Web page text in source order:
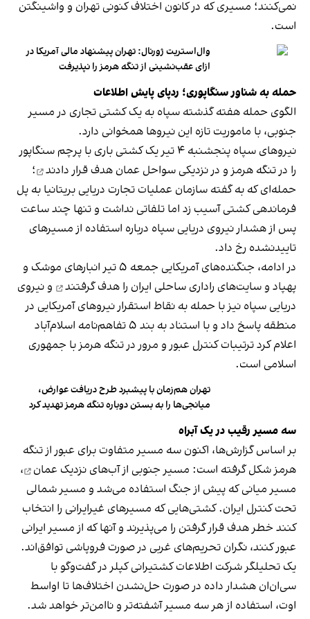
نمی‌کنند؛ مسیری که در کانون اختلاف کنونی تهران و واشینگتن
است.
وال‌استریت ژورنال: تهران پیشنهاد مالی آمریکا در
ازای عقب‌نشینی از تنگه هرمز را نپذیرفت
حمله به شناور سنگاپوری؛ ردپای پایش اطلاعات
الگوی حمله هفته گذشته سپاه به یک کشتی تجاری در مسیر
جنوبی، با ماموریت تازه این نیروها همخوانی دارد.
نیروهای سپاه پنجشنبه ۴ تیر یک کشتی باری با پرچم سنگاپور
را در تنگه هرمز و در نزدیکی سواحل عمان هدف قرار دادند
؛
حمله‌ای که به گفته سازمان عملیات تجارت دریایی بریتانیا به پل
فرماندهی کشتی آسیب زد اما تلفاتی نداشت و تنها چند ساعت
پس از هشدار نیروی دریایی سپاه درباره استفاده از مسیرهای
تاییدنشده رخ داد.
در ادامه، جنگنده‌های آمریکایی جمعه ۵ تیر انبارهای موشک و
پهپاد و سایت‌های راداری ساحلی ایران را هدف گرفتند
و نیروی
دریایی سپاه نیز با حمله به نقاط استقرار نیروهای آمریکایی در
منطقه پاسخ داد و با استناد به بند ۵ تفاهم‌نامه اسلام‌آباد
اعلام کرد ترتیبات کنترل عبور و مرور در تنگه هرمز با جمهوری
اسلامی است.
تهران هم‌زمان با پیشبرد طرح دریافت عوارض،
میانجی‌ها را به بستن دوباره تنگه هرمز تهدید کرد
سه مسیر رقیب در یک آبراه
بر اساس گزارش‌ها، اکنون سه مسیر متفاوت برای عبور از تنگه
هرمز شکل گرفته است: مسیر جنوبی ازآب‌های نزدیک عمان
،
مسیر میانی که پیش از جنگ استفاده می‌شد و مسیر شمالی
تحت کنترل ایران. کشتی‌هایی که مسیرهای غیرایرانی را انتخاب
کنند خطر هدف قرار گرفتن را می‌پذیرند و آنها که از مسیر ایرانی
عبور کنند، نگران تحریم‌های غربی در صورت فروپاشی توافق‌اند.
یک تحلیلگر شرکت اطلاعات کشتیرانی کپلر در گفت‌و‌گو با
سی‌ان‌ان هشدار داده در صورت حل‌نشدن اختلاف‌ها تا اواسط
اوت، استفاده از هر سه مسیر آشفته‌تر و ناامن‌تر خواهد شد.